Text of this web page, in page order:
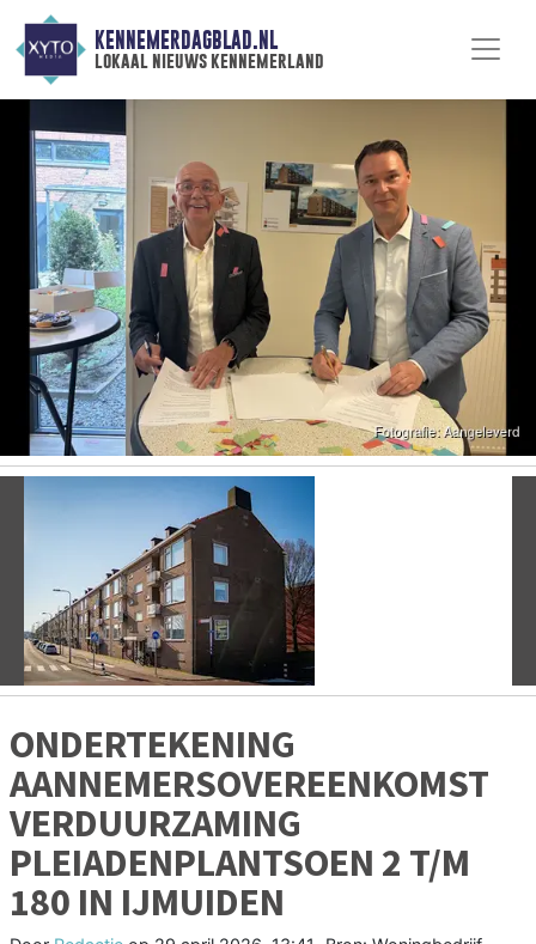
KENNEMERDAGBLAD.NL
lokaal nieuws kennemerland
Vorige
ONDERTEKENING
AANNEMERSOVEREENKOMST
VERDUURZAMING
PLEIADENPLANTSOEN 2 T/M
180 IN IJMUIDEN